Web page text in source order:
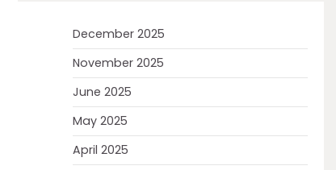
December 2025
November 2025
June 2025
May 2025
April 2025